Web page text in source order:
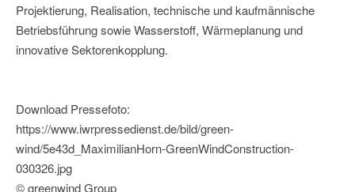
Projektierung, Realisation, technische und kaufmännische
Betriebsführung sowie Wasserstoff, Wärmeplanung und
innovative Sektorenkopplung.
Download Pressefoto:
https://www.iwrpressedienst.de/bild/green-
wind/5e43d_MaximilianHorn-GreenWindConstruction-
030326.jpg
© greenwind Group